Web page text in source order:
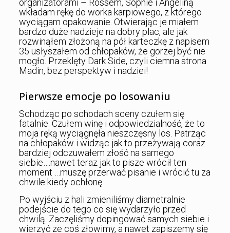
organizatorami – Rossem, Sophie i Angeliną
wkładam rękę do worka karpiowego, z którego
wyciągam opakowanie. Otwierając je miałem
bardzo duże nadzieje na dobry plac, ale jak
rozwinąłem złożoną na pół karteczkę z napisem
35 usłyszałem od chłopaków, że gorzej być nie
mogło. Przeklęty Dark Side, czyli ciemna strona
Madin, bez perspektyw i nadziei!
Pierwsze emocje po losowaniu
Schodząc po schodach sceny czułem się
fatalnie. Czułem winę i odpowiedzialność, że to
moja ręką wyciągnęła nieszczęsny los. Patrząc
na chłopaków i widząc jak to przeżywają coraz
bardziej odczuwałem złość na samego
siebie….nawet teraz jak to pisze wrócił ten
moment …muszę przerwać pisanie i wrócić tu za
chwile kiedy ochłonę.
Po wyjściu z hali zmieniliśmy diametralnie
podejście do tego co się wydarzyło przed
chwilą. Zaczęliśmy dopingować samych siebie i
wierzyć ze coś złowimy, a nawet zapiszemy się